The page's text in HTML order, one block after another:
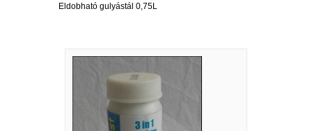
Eldobható gulyástál 0,75L